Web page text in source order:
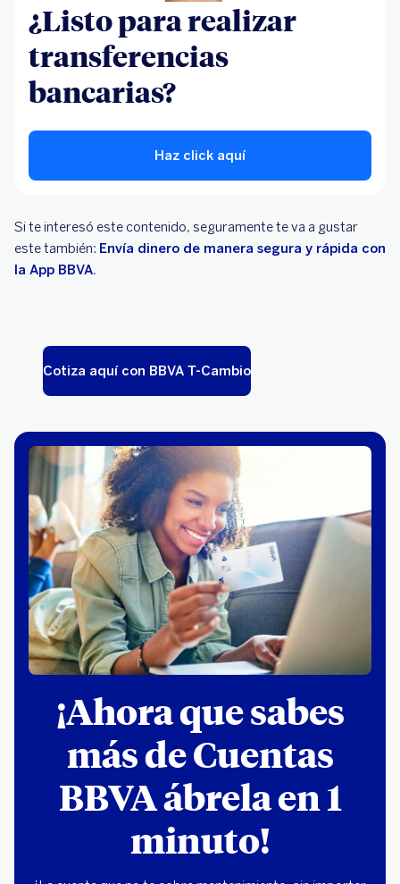
¿Listo para realizar
transferencias
bancarias?
Haz click aquí
Si te interesó este contenido, seguramente te va a gustar
este también: Envía dinero de manera segura y rápida con
la App BBVA.
Cotiza aquí con BBVA T-Cambio
¡Ahora que sabes
más de Cuentas
BBVA ábrela en 1
minuto!